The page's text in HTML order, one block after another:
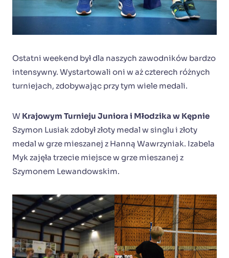
Ostatni weekend był dla naszych zawodników bardzo
intensywny. Wystartowali oni w aż czterech różnych
turniejach, zdobywając przy tym wiele medali.
W Krajowym Turnieju Juniora i Młodzika w Kępnie
Szymon Lusiak zdobył złoty medal w singlu i złoty
medal w grze mieszanej z Hanną Wawrzyniak. Izabela
Myk zajęła trzecie miejsce w grze mieszanej z
Szymonem Lewandowskim.